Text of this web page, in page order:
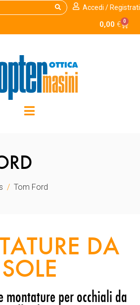
Accedi / Registrati
0,00 € 0
Tom Ford
DA
SOLE
montature per occhiali da